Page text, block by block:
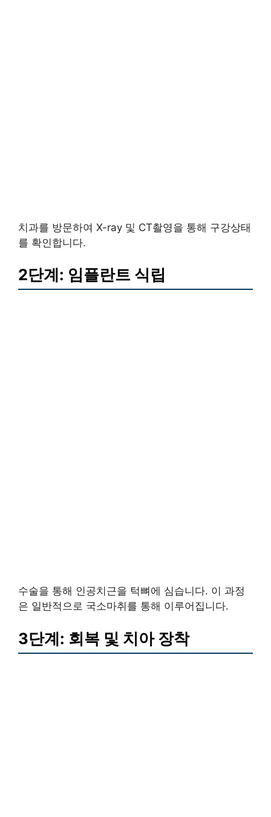
치과를 방문하여 X-ray 및 CT촬영을 통해 구강상태
를 확인합니다.
2단계: 임플란트 식립
수술을 통해 인공치근을 턱뼈에 심습니다. 이 과정
은 일반적으로 국소마취를 통해 이루어집니다.
3단계: 회복 및 치아 장착